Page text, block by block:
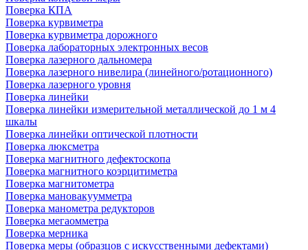
Поверка КПА
Поверка курвиметра
Поверка курвиметра дорожного
Поверка лабораторных электронных весов
Поверка лазерного дальномера
Поверка лазерного нивелира (линейного/ротационного)
Поверка лазерного уровня
Поверка линейки
Поверка линейки измерительной металлической до 1 м 4
шкалы
Поверка линейки оптической плотности
Поверка люксметра
Поверка магнитного дефектоскопа
Поверка магнитного коэрцитиметра
Поверка магнитометра
Поверка мановакуумметра
Поверка манометра редукторов
Поверка мегаомметра
Поверка мерника
Поверка меры (образцов с искусственными дефектами)